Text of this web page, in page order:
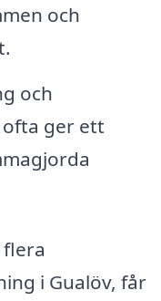
och
och
ger ett
i Gualöv, får